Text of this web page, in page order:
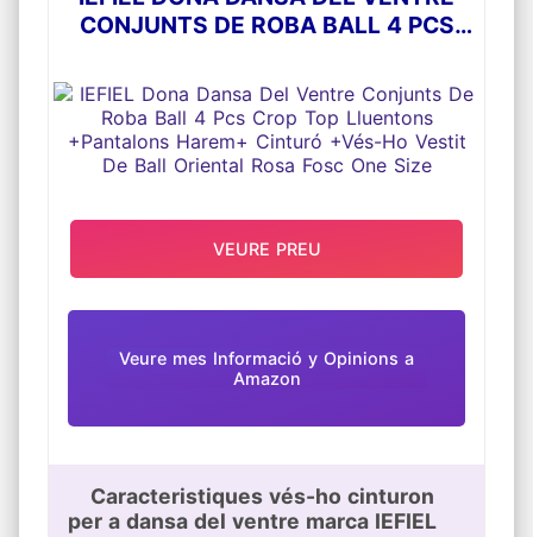
CONJUNTS DE ROBA BALL 4 PCS
+PANTALONS HAREM+ CINTURÓ
+VÉS-HO VESTIT DE BALL ORIENTAL
ROSA FOSC ONE SIZE
Veure mes Informació y Opinions a
Amazon
Caracteristiques vés-ho cinturon
per a dansa del ventre marca IEFIEL
VEURE PREU